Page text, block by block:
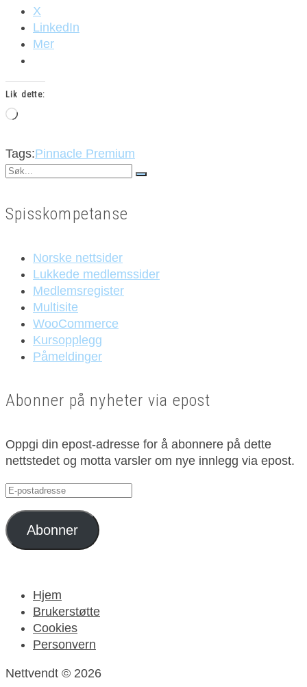
X
LinkedIn
Mer
Lik dette:
Laster
Tags:Pinnacle Premium
Search
Spisskompetanse
Norske nettsider
Lukkede medlemssider
Medlemsregister
Multisite
WooCommerce
Kursopplegg
Påmeldinger
Abonner på nyheter via epost
Oppgi din epost-adresse for å abonnere på dette
nettstedet og motta varsler om nye innlegg via epost.
E-
Abonner
Hjem
Brukerstøtte
Cookies
Personvern
Nettvendt © 2026